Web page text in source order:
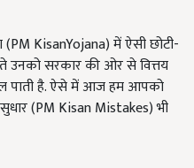
KisanYojana) में ऐसी छोटी-
उनको सरकार की ओर से वित्तय
पाती है. ऐसे में आज हम आपको
(PM Kisan Mistakes) भी